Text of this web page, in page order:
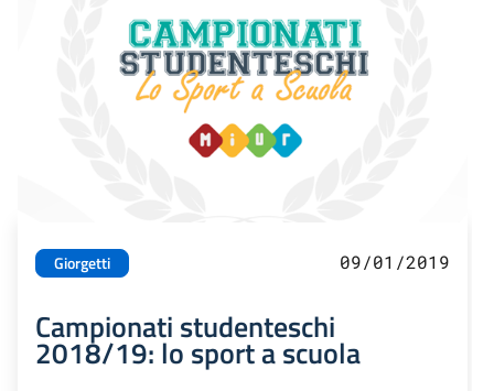
Giorgetti 09/01/2019
Campionati studenteschi
2018/19: lo sport a scuola